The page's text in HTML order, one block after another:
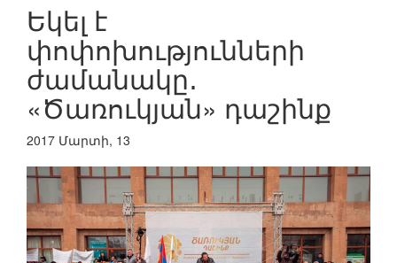
Եկել է
փոփոխությունների
ժամանակը․
«Ծառուկյան» դաշինք
2017 Մարտի, 13